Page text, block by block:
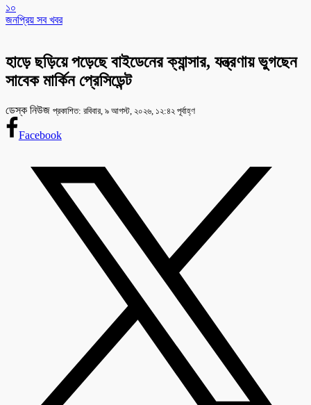
১০
জনপ্রিয় সব খবর
হাড়ে ছড়িয়ে পড়েছে বাইডেনের ক্যান্সার, যন্ত্রণায় ভুগছেন
সাবেক মার্কিন প্রেসিডেন্ট
ডেস্ক নিউজ প্রকাশিত: রবিবার, ৯ আগস্ট, ২০২৬, ১২:৪২ পূর্বাহ্ণ
Facebook